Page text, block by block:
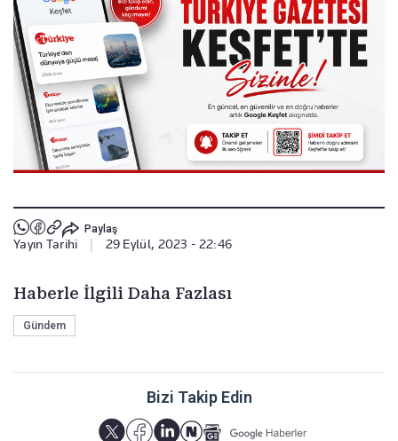
Paylaş
Yayın Tarihi 29 Eylül, 2023 - 22:46
Haberle İlgili Daha Fazlası
Gündem
Bizi Takip Edin